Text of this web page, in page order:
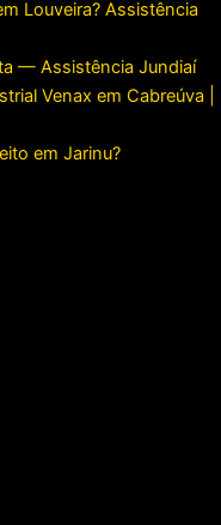
Louveira? Assistência
— Assistência Jundiaí
Venax em Cabreúva |
em Jarinu?